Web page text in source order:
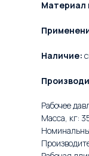
Материал
Наличие:
Рабочее
Масса, кг: